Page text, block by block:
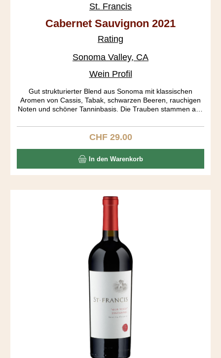
St. Francis
Cabernet Sauvignon 2021
Rating
Sonoma Valley, CA
Wein Profil
Gut strukturierter Blend aus Sonoma mit klassischen
Aromen von Cassis, Tabak, schwarzen Beeren, rauchigen
Noten und schöner Tanninbasis. Die Trauben stammen aus
Alexander Valley.
Regulärer Preis:
CHF 29.00
In den Warenkorb